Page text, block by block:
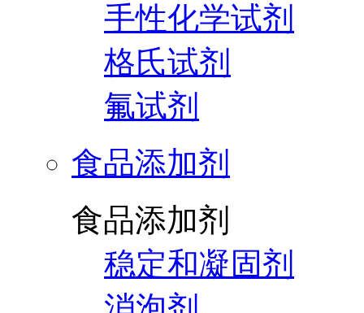
手性化学试剂
格氏试剂
氟试剂
食品添加剂
食品添加剂
稳定和凝固剂